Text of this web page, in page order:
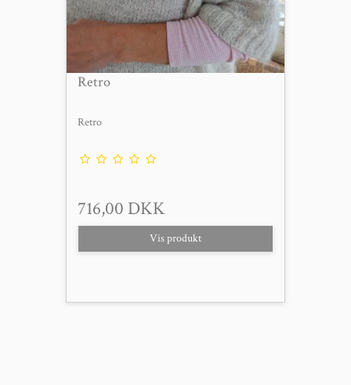
Retro
Retro
716,00 DKK
Vis produkt